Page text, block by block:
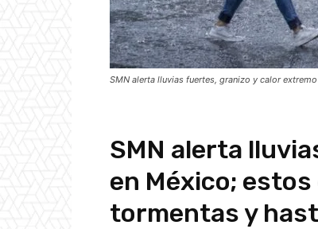
SMN alerta lluvias fuertes, granizo y calor
SMN alerta
en México;
tormentas y